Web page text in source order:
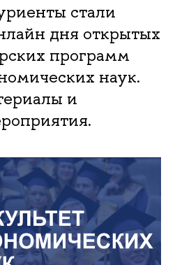
стали
дня открытых
программ
наук.
и